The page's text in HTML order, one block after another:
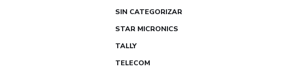
SIN CATEGORIZAR
STAR MICRONICS
TALLY
TELECOM